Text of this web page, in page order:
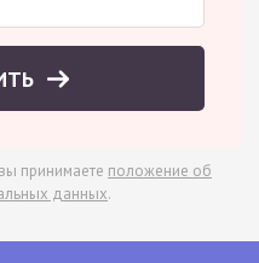
принимаете положение об
данных.